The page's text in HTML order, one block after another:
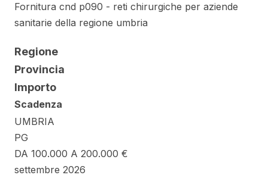
Fornitura cnd p090 - reti chirurgiche per aziende
sanitarie della regione umbria
Regione
Provincia
Importo
Scadenza
UMBRIA
PG
DA 100.000 A 200.000 €
settembre 2026